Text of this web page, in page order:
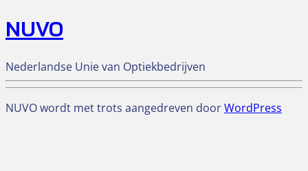
NUVO
Nederlandse Unie van Optiekbedrijven
NUVO wordt met trots aangedreven doorWordPress